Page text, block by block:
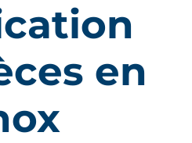
en